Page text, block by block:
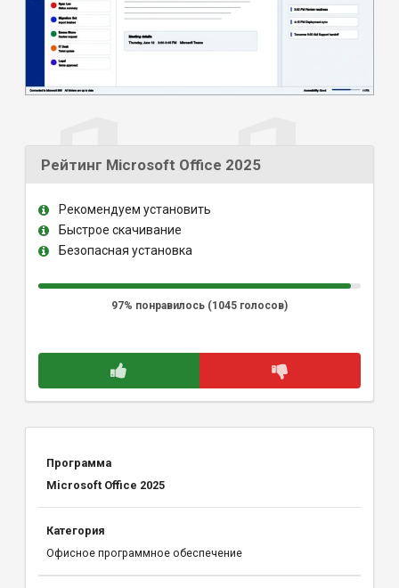
Рейтинг Microsoft Office 2025
Рекомендуем установить
Быстрое скачивание
Безопасная установка
97% понравилось (1045 голосов)
Программа
Microsoft Office 2025
Категория
Офисное программное обеспечение